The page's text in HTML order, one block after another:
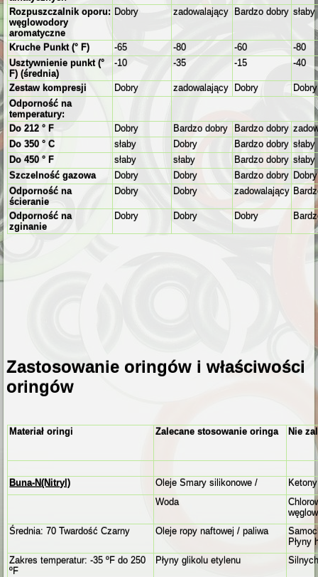
Rozpuszczalnik oporu:
węglowodory
aromatyczne
Dobry zadowalający Bardzo dobry słaby
Kruche Punkt (° F) -65 -80 -60
-80
Usztywnienie punkt (°
F) (średnia)
-10 -35 -15 -40
Zestaw kompresji Dobry zadowalający Dobry
Dobry
Odporność na
temperatury:
Do 212 ° F
Dobry Bardzo dobry Bardzo dobry
Do 350 ° C
słaby Dobry Bardzo dobry słaby
Do 450 ° F
słaby słaby Bardzo dobry słaby
Szczelność gazowa
Dobry Dobry Bardzo dobry Dobry
Odporność na
ścieranie
Dobry Dobry zadowalający
Odporność na
zginanie
Dobry Dobry Dobry
Zastosowanie oringów i właściwości
oringów
Materiał oringi Zalecane stosowanie oringa Nie
Buna-N(Nitryl) Oleje Smary silikonowe /
Woda
Średnia: 70 Twardość Czarny
Oleje ropy naftowej / paliwa
Płyny
Zakres temperatur: -35 ºF do 250
ºF
Płyny glikolu etylenu